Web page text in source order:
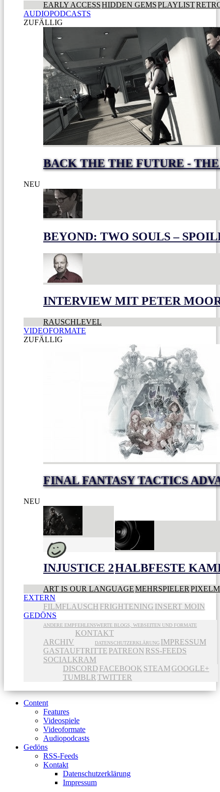
EARLY ACCESSHIDDEN GEMSPLAYLIST
AUDIOPODCASTS
ZUFÄLLIG
BACK THE THE FUTURE -
NEU
BEYOND: TWO SOULS –
INTERVIEW MIT PETER
RAUSCHLEVEL
VIDEOFORMATE
ZUFÄLLIG
FINAL FANTASY TACTICS
NEU
INJUSTICE 2HALBFESTE
ART IS OUR LANGUAGEMEHRSPIELER
EXTERN
FILMFLAUSCH FRIGHTENING INSERT MOIN
GEDÖNS
ANDERE EMPFEHLENSWERTE BLOGS, WEBSEITEN UND FORMATE
ARCHIV
KONTAKT
DATENSCHUTZERKLÄRUNG IMPRESSUM
GASTAUFTRITTE PATREON RSS-FEEDS
SOCIALKRAM
DISCORD FACEBOOK STEAMGOOGLE+
TUMBLR TWITTER
Content
Features
Videospiele
Videoformate
Audiopodcasts
Gedöns
RSS-Feeds
Kontakt
Datenschutzerklärung
Impressum